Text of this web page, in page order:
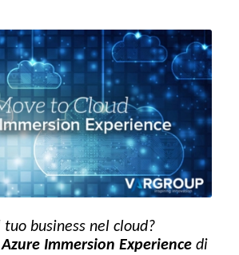
business nel cloud?
Azure Immersion Experiencedi